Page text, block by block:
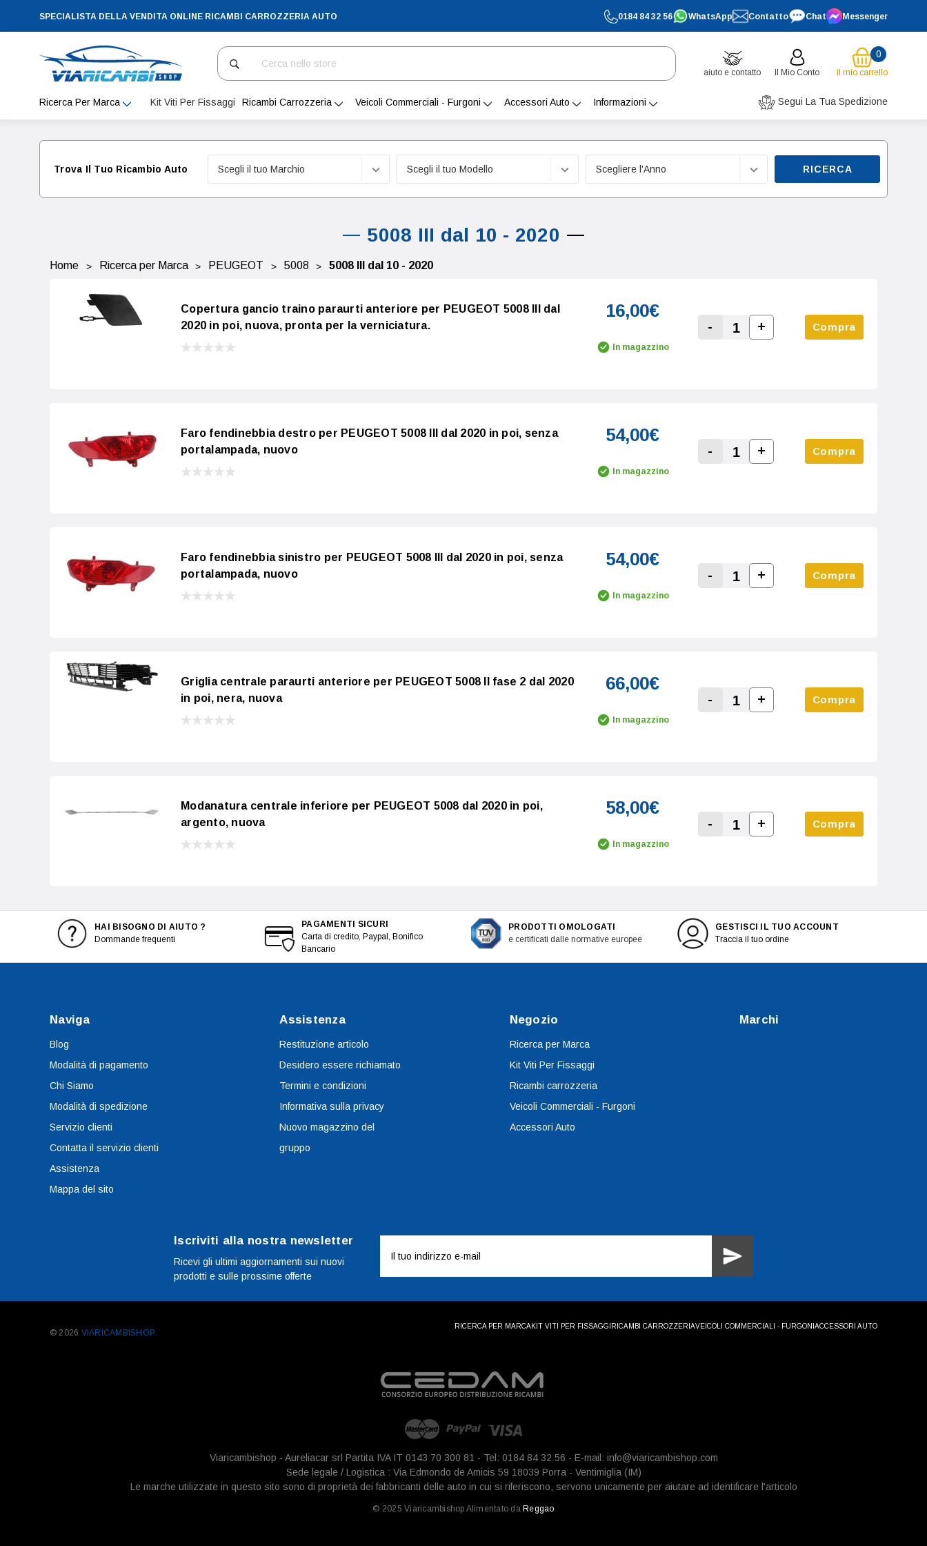
SPECIALISTA DELLA VENDITA ONLINE RICAMBI CARROZZERIA AUTO 0184 84 32 56 WhatsApp Contatto Chat Messenger
Cerca
aiuto e contatto Il Mio Conto
0
il mio carrello
Ricerca Per Marca Kit Viti Per Fissaggi Ricambi Carrozzeria Veicoli Commerciali - Furgoni Accessori Auto Informazioni Segui La Tua Spedizione
Trova Il Tuo Ricambio Auto RICERCA
5008 III dal 10 - 2020
Home Ricerca per Marca PEUGEOT 5008 5008 III dal 10 - 2020
Copertura gancio traino paraurti anteriore per PEUGEOT 5008 III dal
2020 in poi, nuova, pronta per la verniciatura.
16,00€
In magazzino Decrease Quantity:
-
Increase Quantity:
+ Compra
Faro fendinebbia destro per PEUGEOT 5008 III dal 2020 in poi, senza
portalampada, nuovo
54,00€
In magazzino Decrease Quantity:
-
Increase Quantity:
+ Compra
Faro fendinebbia sinistro per PEUGEOT 5008 III dal 2020 in poi, senza
portalampada, nuovo
54,00€
In magazzino Decrease Quantity:
-
Increase Quantity:
+ Compra
Griglia centrale paraurti anteriore per PEUGEOT 5008 II fase 2 dal 2020
in poi, nera, nuova
66,00€
In magazzino Decrease Quantity:
-
Increase Quantity:
+ Compra
Modanatura centrale inferiore per PEUGEOT 5008 dal 2020 in poi,
argento, nuova
58,00€
In magazzino Decrease Quantity:
-
Increase Quantity:
+ Compra
HAI BISOGNO DI AIUTO ?
Dommande frequenti
PAGAMENTI SICURI
Carta di credito, Paypal, Bonifico
Bancario
PRODOTTI OMOLOGATI
e certificati dalle normative europee
GESTISCI IL TUO ACCOUNT
Traccia il tuo ordine
Naviga
Blog
Modalità di pagamento
Chi Siamo
Modalità di spedizione
Servizio clienti
Contatta il servizio clienti
Assistenza
Mappa del sito
Assistenza
Restituzione articolo
Desidero essere richiamato
Termini e condizioni
Informativa sulla privacy
Nuovo magazzino del
gruppo
Negozio
Ricerca per Marca
Kit Viti Per Fissaggi
Ricambi carrozzeria
Veicoli Commerciali - Furgoni
Accessori Auto
Marchi
Iscriviti alla nostra newsletter
Ricevi gli ultimi aggiornamenti sui nuovi
prodotti e sulle prossime offerte
mail
© 2026 VIARICAMBISHOP.
RICERCA PER MARCAKIT VITI PER FISSAGGI RICAMBI CARROZZERIAVEICOLI COMMERCIALI - FURGONI ACCESSORI AUTO
Viaricambishop - Aureliacar srl Partita IVA IT 0143 70 300 81 - Tel: 0184 84 32 56 - E-mail: info@viaricambishop.com
Sede legale / Logistica : Via Edmondo de Amicis 59 18039 Porra - Ventimiglia (IM)
Le marche utilizzate in questo sito sono di proprietà dei fabbricanti delle auto in cui si riferiscono, servono unicamente per aiutare ad identificare l'articolo
© 2025 Viaricambishop Alimentato da Reggao